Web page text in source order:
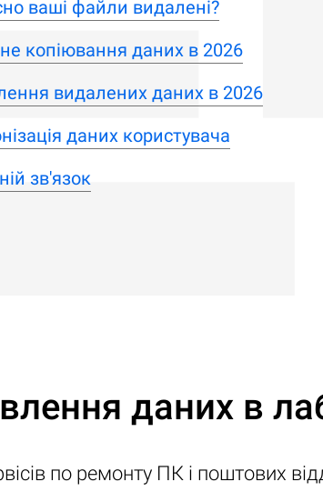
ваші файли видалені?
копіювання даних в 2026
видалених даних в 2026
даних користувача
зв'язок
даних в
по ремонту ПК і поштових